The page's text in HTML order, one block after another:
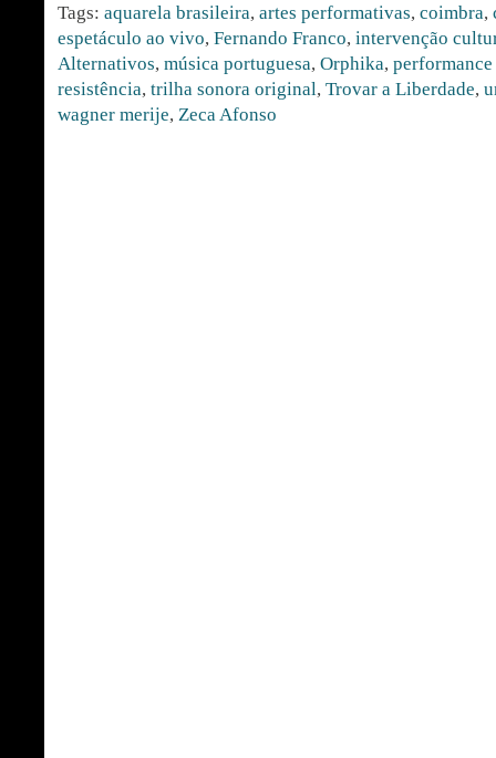
Tags: aquarela brasileira, artes performativas, coimbra,
espetáculo ao vivo, Fernando Franco, intervenção
Alternativos, música portuguesa, Orphika,
resistência, trilha sonora original, Trovar a Liberdade,
wagner merije, Zeca Afonso